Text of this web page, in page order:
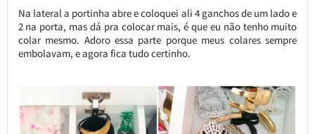
Na lateral a portinha abre e coloquei ali 4 ganchos de um lado e
2 na porta, mas dá pra colocar mais, é que eu não tenho muito
colar mesmo. Adoro essa parte porque meus colares sempre
embolavam, e agora fica tudo certinho.